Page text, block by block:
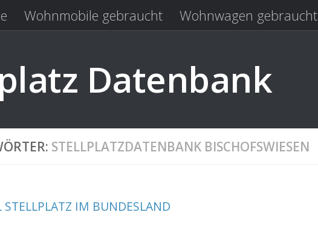
Wohnmobile gebraucht
Wohnwagen gebraucht
Datenbank
STELLPLATZDATENBANK BISCHOFSWIESEN
IM BUNDESLAND